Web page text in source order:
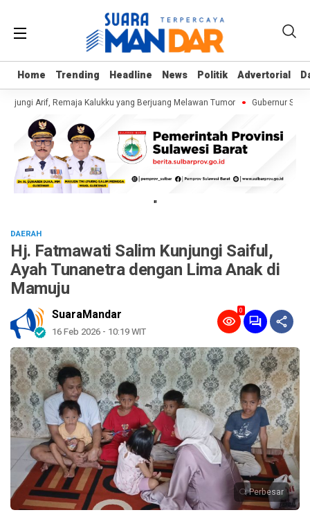
Home Trending Headline News Politik Advertorial
Home Trending Headline News Politik Advertorial
Arif, Remaja Kalukku yang Berjuang Melawan Tumor Gubernur
"
DAERAH
Hj. Fatmawati Salim Kunjungi Saiful,
Ayah Tunanetra dengan Lima Anak di
Mamuju
SuaraMandar
16 Feb 2026 - 10:19 WIT
0
Perbesar